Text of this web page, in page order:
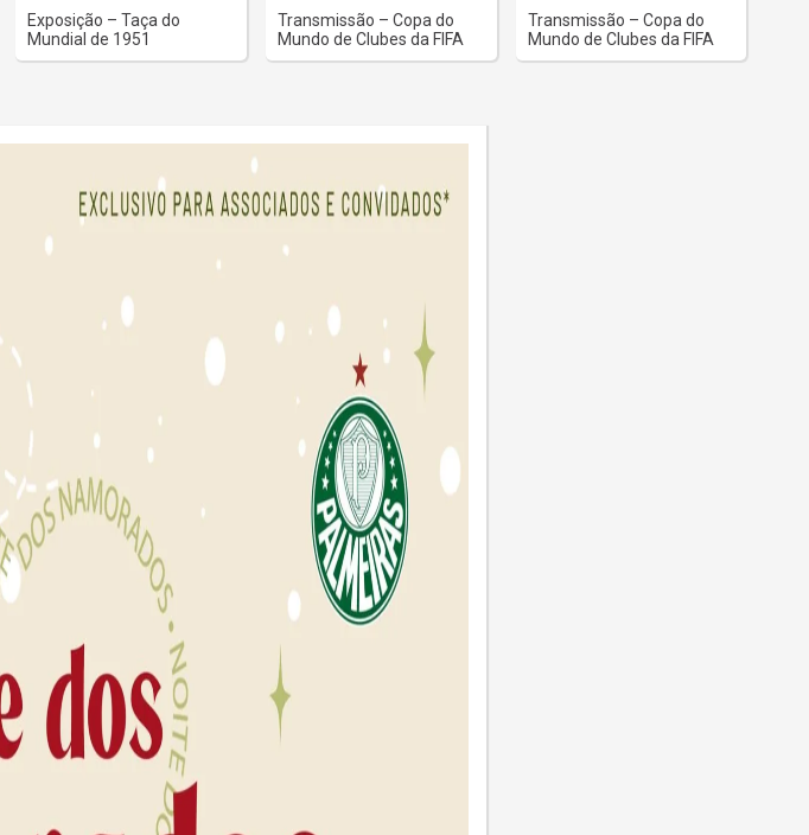
Exposição – Taça do
Mundial de 1951
Transmissão – Copa do
Mundo de Clubes da FIFA
Transmissão – Copa do
Mundo de Clubes da FIFA